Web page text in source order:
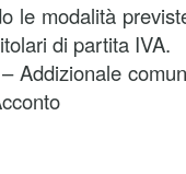
le modalità
di partita IVA.
Addizionale